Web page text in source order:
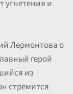
угнетения и
Лермонтова о
герой
из
стремится